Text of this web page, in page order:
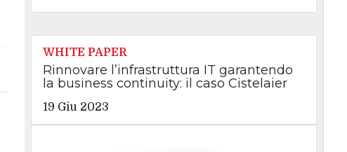
WHITE PAPER
Rinnovare l’infrastruttura IT garantendo
la business continuity: il caso Cistelaier
19 Giu 2023